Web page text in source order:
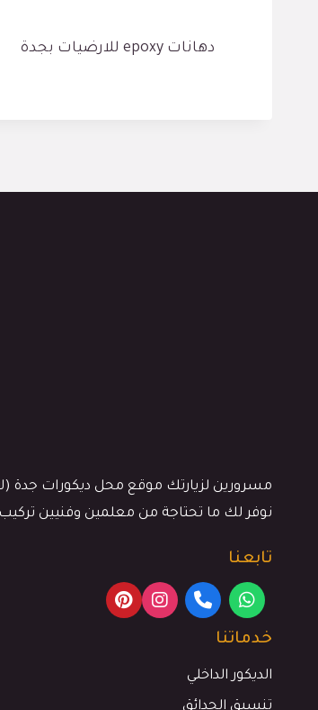
دهانات epoxy للارضيات بجدة
مسرورين لزيارتك موقع محل ديكورات جدة
نوفر لك ما تحتاجة من معلمين وفنيين
تابعنا
خدماتنا
الديكور الداخلي
تنسيق الحدائق